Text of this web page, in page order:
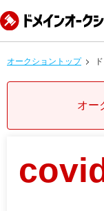
オークショントップ
オー